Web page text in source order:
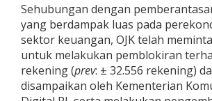
Sehubungan dengan
yang berdampak luas pada
sektor keuangan, OJK telah
untuk melakukan pemblokiran
rekening (prev: ± 32.556 rekening)
disampaikan oleh Kementerian